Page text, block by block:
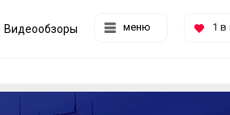
меню 1 в
Видеообзоры